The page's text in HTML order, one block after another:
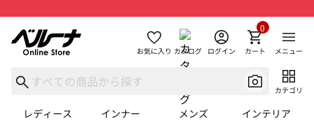
お気に入り カタログ ログイン カート
0
メニュー
カテゴリ
レディース インナー メンズ インテリア